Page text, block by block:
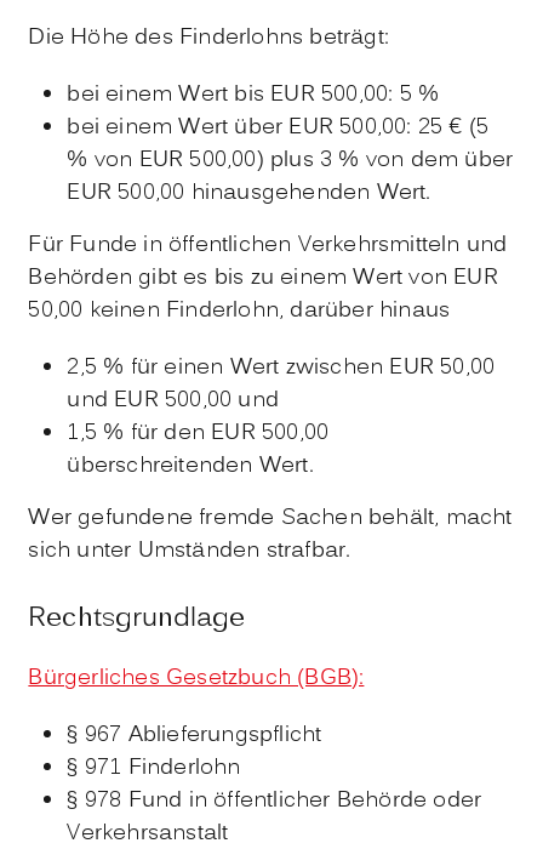
Die Höhe des Finderlohns beträgt:
bei einem Wert bis EUR 500,00: 5 %
bei einem Wert über EUR 500,00: 25 € (5
% von EUR 500,00) plus 3 % von dem über
EUR 500,00 hinausgehenden Wert.
Für Funde in öffentlichen Verkehrsmitteln und
Behörden gibt es bis zu einem Wert von EUR
50,00 keinen Finderlohn, darüber hinaus
2,5 % für einen Wert zwischen EUR 50,00
und EUR 500,00 und
1,5 % für den EUR 500,00
überschreitenden Wert.
Wer gefundene fremde Sachen behält, macht
sich unter Umständen strafbar.
Rechtsgrundlage
Bürgerliches Gesetzbuch (BGB):
§ 967 Ablieferungspflicht
§ 971 Finderlohn
§ 978 Fund in öffentlicher Behörde oder
Verkehrsanstalt